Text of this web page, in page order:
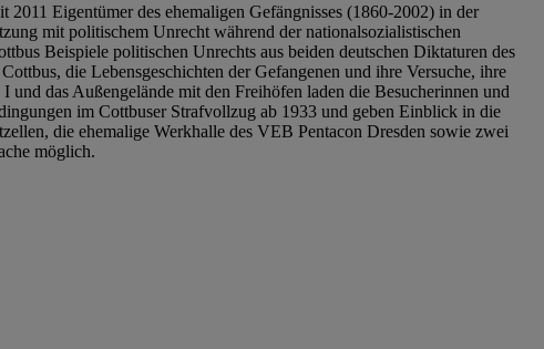
Eigentümer des ehemaligen Gefängnisses (1860-2002) in der
mit politischem Unrecht während der nationalsozialistischen
Beispiele politischen Unrechts aus beiden deutschen Diktaturen des
die Lebensgeschichten der Gefangenen und ihre Versuche, ihre
das Außengelände mit den Freihöfen laden die Besucherinnen und
im Cottbuser Strafvollzug ab 1933 und geben Einblick in die
die ehemalige Werkhalle des VEB Pentacon Dresden sowie zwei
möglich.